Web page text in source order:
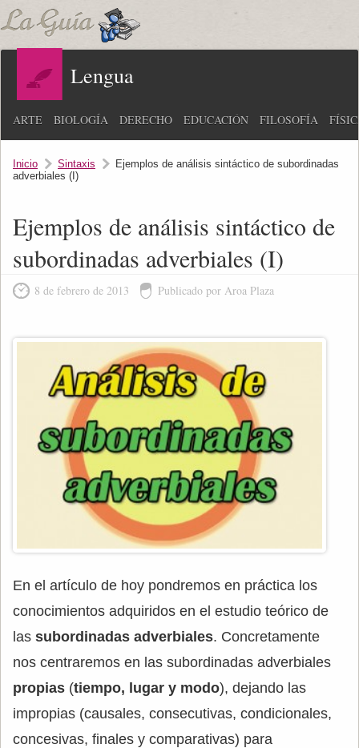
Lengua
ARTE BIOLOGÍA DERECHO EDUCACIÓN FILOSOFÍA
Inicio Sintaxis
Ejemplos de análisis sintáctico de subordinadas
adverbiales (I)
Ejemplos de análisis sintáctico de
subordinadas adverbiales (I)
8 de febrero de 2013 Publicado por Aroa Plaza
En el artículo de hoy pondremos en práctica los
conocimientos adquiridos en el estudio teórico de
las subordinadas adverbiales. Concretamente
nos centraremos en las subordinadas adverbiales
propias (tiempo, lugar y modo), dejando las
impropias (causales, consecutivas, condicionales,
concesivas, finales y comparativas) para